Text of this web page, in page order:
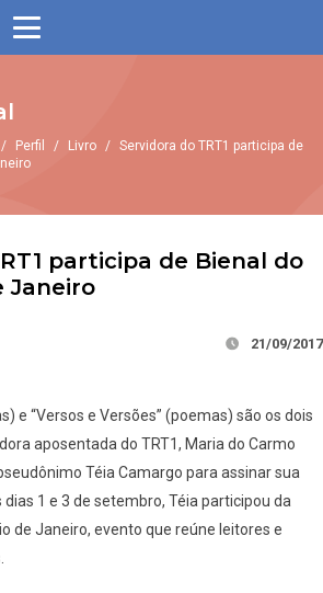
/ Perfil / Livro / Servidora do TRT1 participa de
participa de Bienal do
Janeiro
21/09/2017
e “Versos e Versões” (poemas) são os dois
aposentada do TRT1, Maria do Carmo
Téia Camargo para assinar sua
1 e 3 de setembro, Téia participou da
de Janeiro, evento que reúne leitores e